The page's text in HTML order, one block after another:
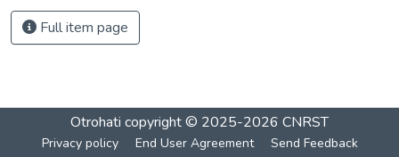
Full item page
Otrohati copyright © 2025-2026 CNRST
Privacy policy End User Agreement Send Feedback